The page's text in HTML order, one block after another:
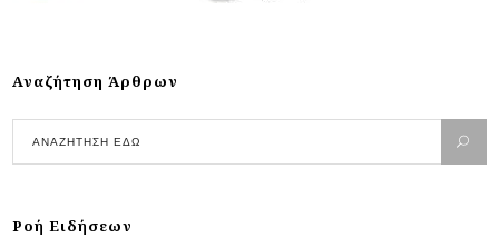
Αναζήτηση Άρθρων
Ροή Ειδήσεων